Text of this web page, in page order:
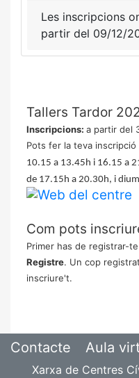
Les inscripcions
partir del 09/12/
Tallers Tardor
Inscripcions: a partir del
Pots fer la teva inscripció
10.15 a 13.45h i 16.15 a
de 17.15h a 20.30h, i
Com pots
Primer has de registrar-
Registre. Un cop
inscriure't.
Contacte Aula
Xarxa de Centres